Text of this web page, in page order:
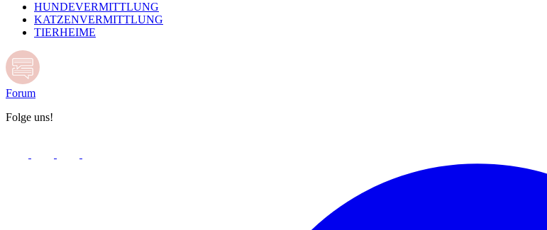
HUNDEVERMITTLUNG
KATZENVERMITTLUNG
TIERHEIME
Forum
Folge uns!